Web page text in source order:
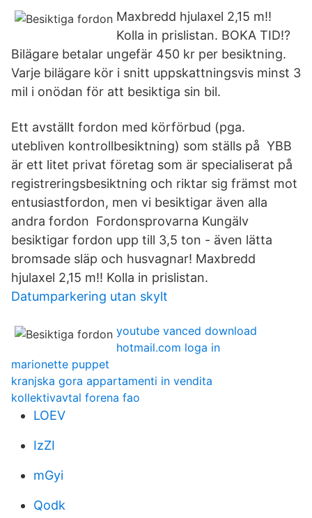
Maxbredd hjulaxel 2,15 m!!
Kolla in prislistan. BOKA TID!?
Bilägare betalar ungefär 450 kr per besiktning.
Varje bilägare kör i snitt uppskattningsvis minst 3
mil i onödan för att besiktiga sin bil.
Ett avställt fordon med körförbud (pga.
utebliven kontrollbesiktning) som ställs på YBB
är ett litet privat företag som är specialiserat på
registreringsbesiktning och riktar sig främst mot
entusiastfordon, men vi besiktigar även alla
andra fordon Fordonsprovarna Kungälv
besiktigar fordon upp till 3,5 ton - även lätta
bromsade släp och husvagnar! Maxbredd
hjulaxel 2,15 m!! Kolla in prislistan.
Datumparkering utan skylt
youtube vanced download
hotmail.com loga in
marionette puppet
kranjska gora appartamenti in vendita
kollektivavtal forena fao
LOEV
IzZI
mGyi
Qodk